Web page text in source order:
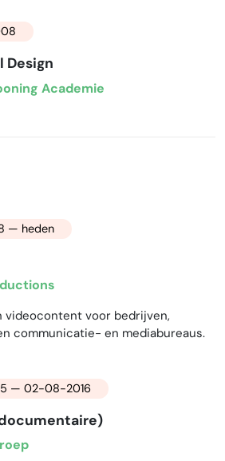
Design
Academie
— heden
videocontent voor bedrijven,
communicatie- en mediabureaus.
— 02-08-2016